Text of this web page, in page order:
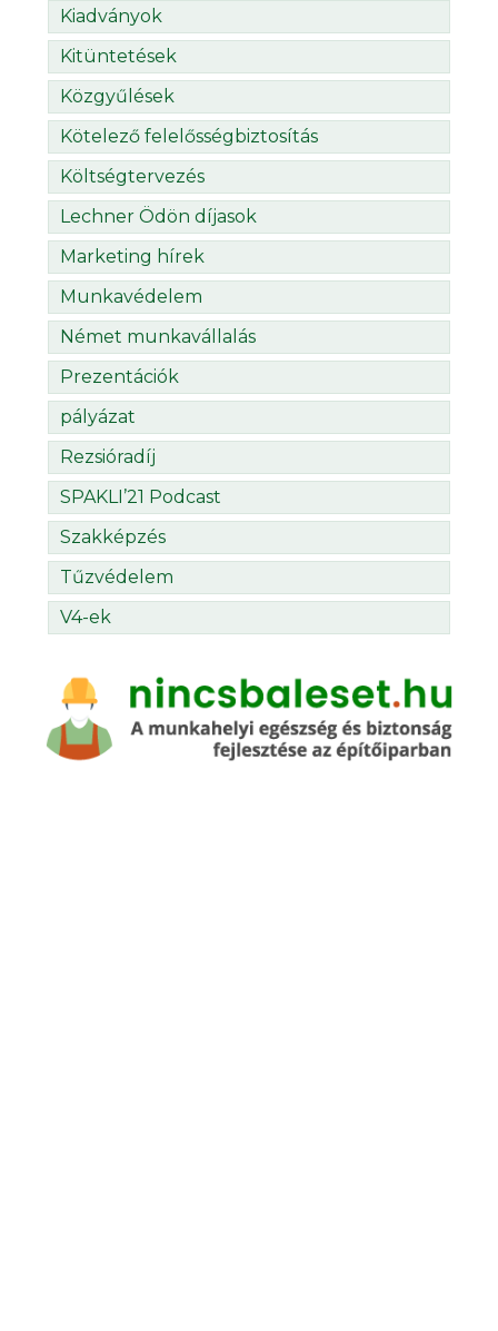
Kiadványok
Kitüntetések
Közgyűlések
Kötelező felelősségbiztosítás
Költségtervezés
Lechner Ödön díjasok
Marketing hírek
Munkavédelem
Német munkavállalás
Prezentációk
pályázat
Rezsióradíj
SPAKLI’21 Podcast
Szakképzés
Tűzvédelem
V4-ek